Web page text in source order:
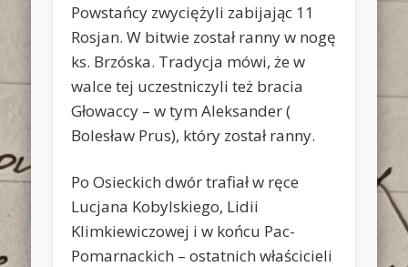
Powstańcy zwyciężyli zabijając 11
Rosjan. W bitwie został ranny w nogę
ks. Brzóska. Tradycja mówi, że w
walce tej uczestniczyli też bracia
Głowaccy – w tym Aleksander (
Bolesław Prus), który został ranny.
Po Osieckich dwór trafiał w ręce
Lucjana Kobylskiego, Lidii
Klimkiewiczowej i w końcu Pac-
Pomarnackich – ostatnich właścicieli